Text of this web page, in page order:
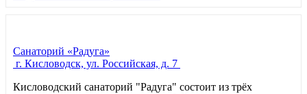
Санаторий «Радуга»
г. Кисловодск, ул. Российская, д. 7
Кисловодский санаторий "Радуга" состоит из трёх